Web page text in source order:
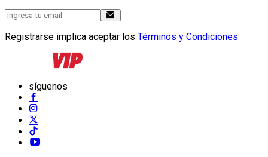
Registrarse implica aceptar los Términos y Condiciones
síguenos